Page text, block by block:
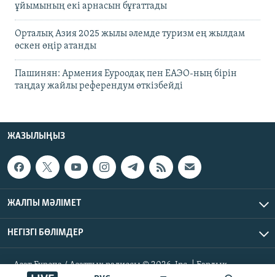
ұйымының екі арнасын бұғаттады
Орталық Азия 2025 жылы әлемде туризм ең жылдам
өскен өңір атанды
Пашинян: Армения Еуроодақ пен ЕАЭО-ның бірін
таңдау жайлы референдум өткізбейді
ЖАЗЫЛЫҢЫЗ
ЖАЛПЫ МӘЛІМЕТ
НЕГІЗГІ БӨЛІМДЕР
Азат Еуропа / Азаттық радиосы © 2026, Inc. | Барлық